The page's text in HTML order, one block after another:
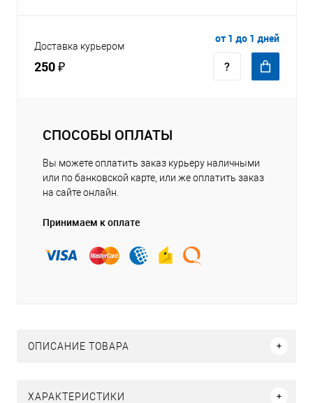
Доставка курьером
250 ₽
от 1 до 1 дней
СПОСОБЫ ОПЛАТЫ
Вы можете оплатить заказ курьеру наличными
или по банковской карте, или же оплатить заказ
на сайте онлайн.
Принимаем к оплате
ОПИСАНИЕ ТОВАРА
ХАРАКТЕРИСТИКИ